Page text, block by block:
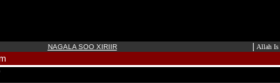
NAGALA SOO XIRIIR Allah Is